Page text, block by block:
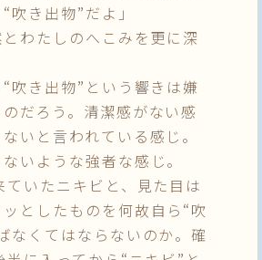
吹き出物”だよ」
わたしのへこみを更に深
吹き出物”という響きは嫌
だろう。清潔感がない感
いと言われている感じ。
いような強者な感じ。
いたニキビと、見た目は
としたものを何故自ら“吹
なくてはならないのか。確